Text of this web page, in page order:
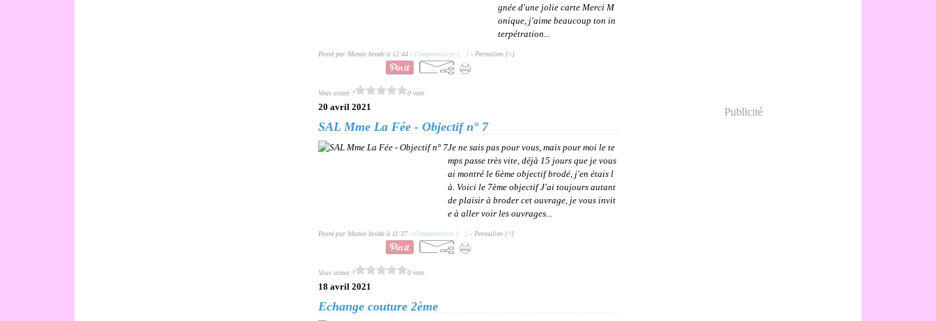
gnée d'une jolie carte Merci M
onique, j'aime beaucoup ton in
terpétration...
Posté par Mamie brode à 12:44 - Commentaires [ ] - Permalien [#]
Vous aimez ? 0 vote
20 avril 2021
SAL Mme La Fée - Objectif n° 7
Je ne sais pas pour vous, mais pour moi le te
mps passe très vite, déjà 15 jours que je vous
ai montré le 6ème objectif brodé, j'en étais l
à. Voici le 7ème objectif J'ai toujours autant
de plaisir à broder cet ouvrage, je vous invit
e à aller voir les ouvrages...
Posté par Mamie brode à 11:37 - Commentaires [ ] - Permalien [#]
Vous aimez ? 0 vote
18 avril 2021
Echange couture 2ème
Publicité